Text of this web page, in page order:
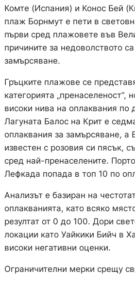
Комте (Испания) и Конос Бей
плаж Борнмут е пети в
първи сред плажовете във
причините за недоволството
замърсяване.
Гръцките плажове се
категорията „пренаселеност“,
високи нива на оплаквания по
Лагуната Балос на Крит е
оплаквания за замърсяване, а
известен с розовия си пясък,
сред най-пренаселените.
Лефкада попада в топ 10 по
Анализът е базиран на
оплакванията, като всяко
резултат от 0 до 100. Дори
локации като Уайкики Бийч в
високи негативни оценки.
Ограничителни мерки срещу